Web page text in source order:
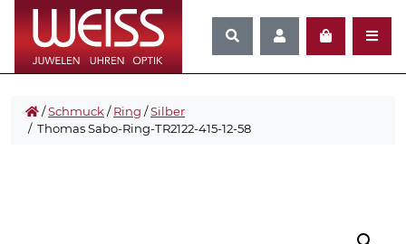
/Schmuck/Ring /Silber
/ Thomas Sabo-Ring-TR2122-415-12-58